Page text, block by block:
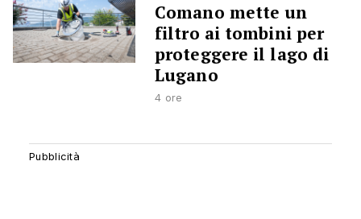
Comano mette un
filtro ai tombini per
proteggere il lago di
Lugano
4 ore